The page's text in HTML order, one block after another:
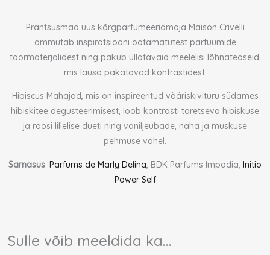
Prantsusmaa uus kõrgparfümeeriamaja Maison Crivelli
ammutab inspiratsiooni ootamatutest parfüümide
toormaterjalidest ning pakub üllatavaid meelelisi lõhnateoseid,
mis lausa pakatavad kontrastidest.
Hibiscus Mahajad, mis on inspireeritud vääriskivituru südames
hibiskitee degusteerimisest, loob kontrasti toretseva hibiskuse
ja roosi lillelise dueti ning vaniljeubade, naha ja muskuse
pehmuse vahel.
Sarnasus: Parfums de Marly Delina, BDK Parfums Impadia, Initio
Power Self
Sulle võib meeldida ka…